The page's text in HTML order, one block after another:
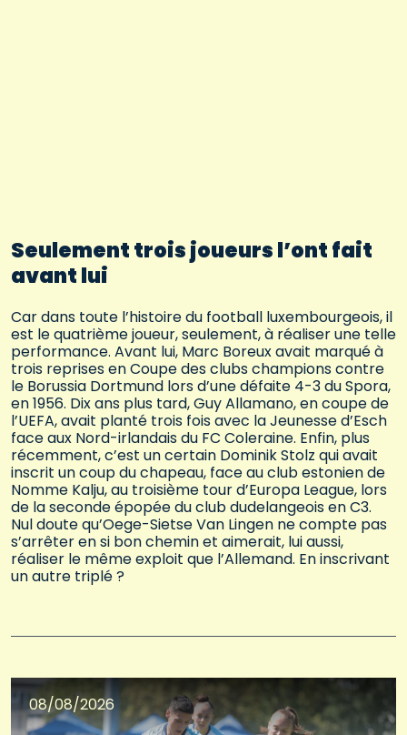
Seulement trois joueurs l’ont fait
avant lui
Car dans toute l’histoire du football luxembourgeois, il
est le quatrième joueur, seulement, à réaliser une telle
performance. Avant lui, Marc Boreux avait marqué à
trois reprises en Coupe des clubs champions contre
le Borussia Dortmund lors d’une défaite 4-3 du Spora,
en 1956. Dix ans plus tard, Guy Allamano, en coupe de
l’UEFA, avait planté trois fois avec la Jeunesse d’Esch
face aux Nord-irlandais du FC Coleraine. Enfin, plus
récemment, c’est un certain Dominik Stolz qui avait
inscrit un coup du chapeau, face au club estonien de
Nomme Kalju, au troisième tour d’Europa League, lors
de la seconde épopée du club dudelangeois en C3.
Nul doute qu’Oege-Sietse Van Lingen ne compte pas
s’arrêter en si bon chemin et aimerait, lui aussi,
réaliser le même exploit que l’Allemand. En inscrivant
un autre triplé ?
08/08/2026